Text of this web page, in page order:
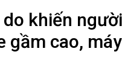
khiến
gầm cao,